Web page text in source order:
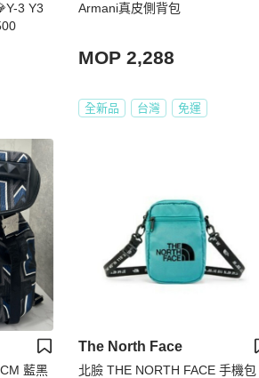
3 Y3
Armani真皮側背包
MOP 2,288
全新品 台灣 免運
藍黑
The North Face
北臉 THE NORTH FACE 手機包